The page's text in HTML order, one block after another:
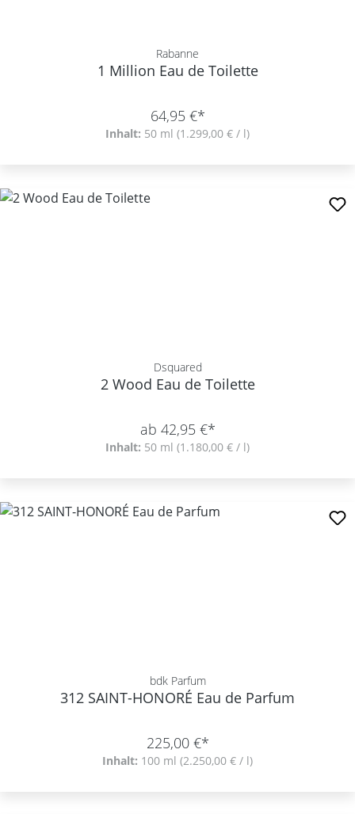
Rabanne
1 Million Eau de Toilette
64,95 €*
Inhalt: 50 ml (1.299,00 € / l)
Dsquared
2 Wood Eau de Toilette
ab 42,95 €*
Inhalt: 50 ml (1.180,00 € / l)
bdk Parfum
312 SAINT-HONORÉ Eau de Parfum
225,00 €*
Inhalt: 100 ml (2.250,00 € / l)